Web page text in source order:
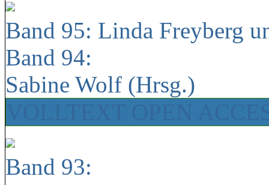
Band 95: Linda Freyberg
Band 94:
Sabine Wolf (Hrsg.)
Band 93: